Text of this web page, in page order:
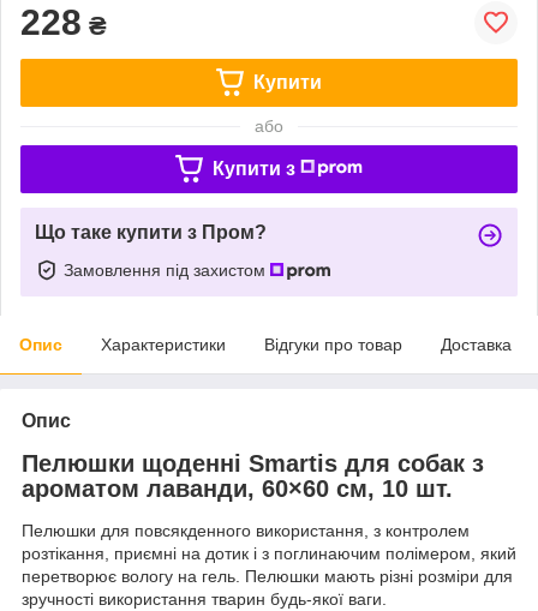
228 ₴
Купити
або
Купити з
Що таке купити з Пром?
Замовлення під захистом
Опис Характеристики Відгуки про товар Доставка
Опис
Пелюшки щоденні Smartis для собак з
ароматом лаванди, 60×60 см, 10 шт.
Пелюшки для повсякденного використання, з контролем
розтікання, приємні на дотик і з поглинаючим полімером, який
перетворює вологу на гель. Пелюшки мають різні розміри для
зручності використання тварин будь-якої ваги.